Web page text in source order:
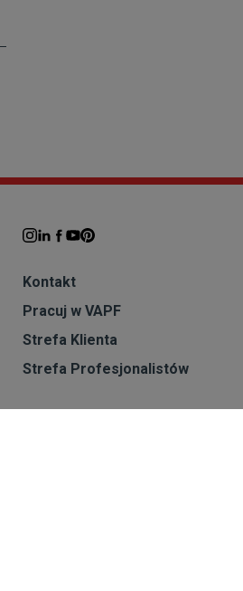
Kontakt
Pracuj w VAPF
Strefa Klienta
Strefa Profesjonalistów